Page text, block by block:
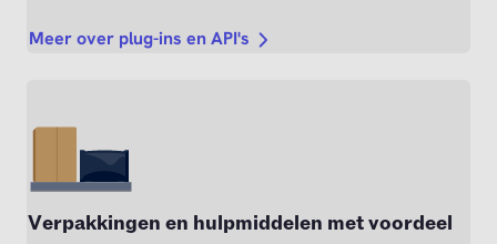
Meer over plug-ins en API's
Verpakkingen en hulpmiddelen met voordeel